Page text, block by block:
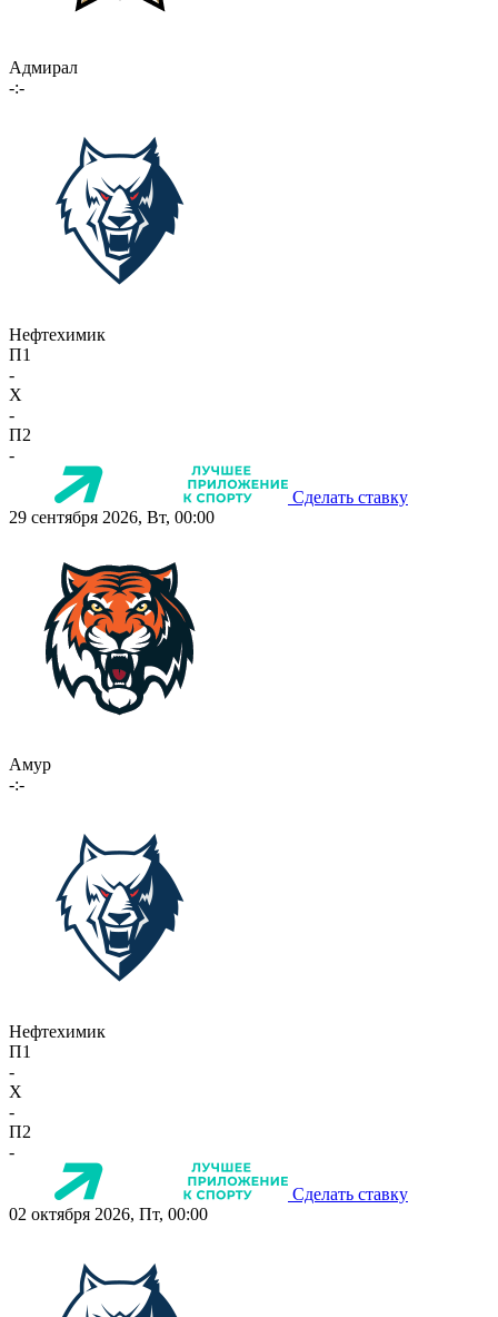
Адмирал
-:-
Нефтехимик
П1
-
X
-
П2
-
Сделать ставку
29 сентября 2026, Вт, 00:00
Амур
-:-
Нефтехимик
П1
-
X
-
П2
-
Сделать ставку
02 октября 2026, Пт, 00:00